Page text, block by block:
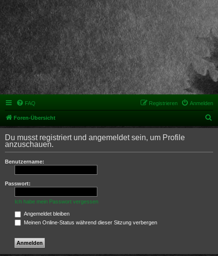
FAQ Anmelden
Registrieren
Foren-Übersicht
u
h
Du musst registriert und angemeldet sein, um Profile
anzuschauen.
Benutzername:
Passwort:
Ich habe mein Passwort vergessen
Angemeldet bleiben
Meinen Online-Status während dieser Sitzung verbergen